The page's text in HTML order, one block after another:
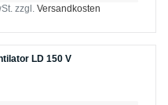
zzgl.Versandkosten
LD 150 V